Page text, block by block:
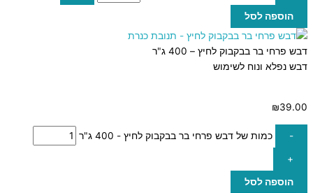
הוספה לסל
דבש פרחי בר בבקבוק לחיץ – 400 ג"ר
דבש נפלא ונוח לשימוש
₪39.00
- כמות של דבש פרחי בר בבקבוק לחיץ - 400 ג"ר
+
הוספה לסל